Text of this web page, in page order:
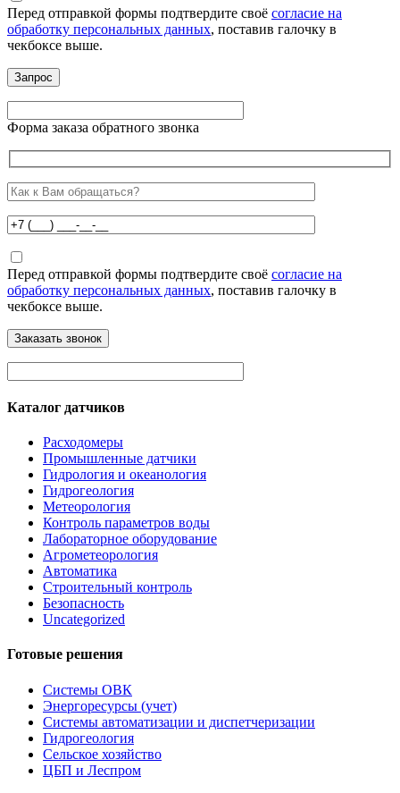
Перед отправкой формы подтвердите своё согласие на
обработку персональных данных, поставив галочку в
чекбоксе выше.
Форма заказа обратного звонка
Перед отправкой формы подтвердите своё согласие на
обработку персональных данных, поставив галочку в
чекбоксе выше.
Каталог датчиков
Расходомеры
Промышленные датчики
Гидрология и океанология
Гидрогеология
Метеорология
Контроль параметров воды
Лабораторное оборудование
Агрометеорология
Автоматика
Строительный контроль
Безопасность
Uncategorized
Готовые решения
Системы ОВК
Энергоресурсы (учет)
Системы автоматизации и диспетчеризации
Гидрогеология
Сельское хозяйство
ЦБП и Леспром